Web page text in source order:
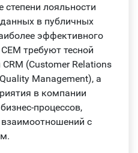
лояльности
в публичных
эффективного
требуют тесной
(Customer Relations
Management), а
в компании
процессов,
с